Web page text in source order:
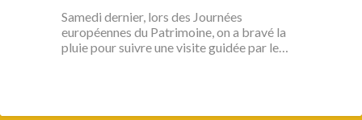
Samedi dernier, lors des Journées
européennes du Patrimoine, on a bravé la
pluie pour suivre une visite guidée par le…